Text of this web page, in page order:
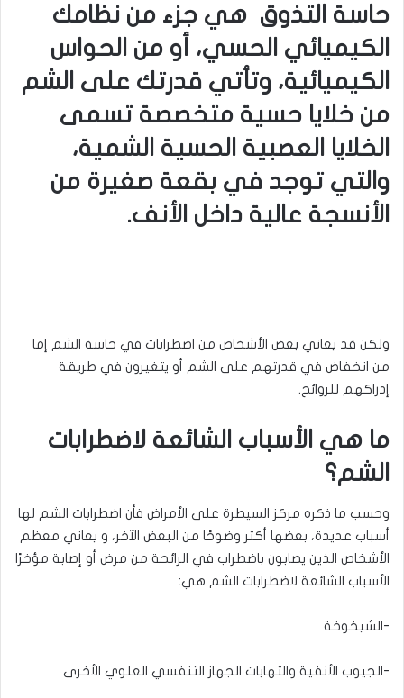
حاسة التذوق هي جزء من نظامك
الكيميائي الحسي، أو من الحواس
الكيميائية، وتأتي قدرتك على الشم
من خلايا حسية متخصصة تسمى
الخلايا العصبية الحسية الشمية،
والتي توجد في بقعة صغيرة من
الأنسجة عالية داخل الأنف.
ولكن قد يعاني بعض الأشخاص من اضطرابات في حاسة الشم إما
من انخفاض في قدرتهم على الشم أو يتغيرون في طريقة
إدراكهم للروائح.
ما هي الأسباب الشائعة لاضطرابات
الشم؟
وحسب ما ذكره مركز السيطرة على الأمراض فأن اضطرابات الشم لها
أسباب عديدة، بعضها أكثر وضوحًا من البعض الآخر، و يعاني معظم
الأشخاص الذين يصابون باضطراب في الرائحة من مرض أو إصابة مؤخرًا
الأسباب الشائعة لاضطرابات الشم هي:
-الشيخوخة
-الجيوب الأنفية والتهابات الجهاز التنفسي العلوي الأخرى